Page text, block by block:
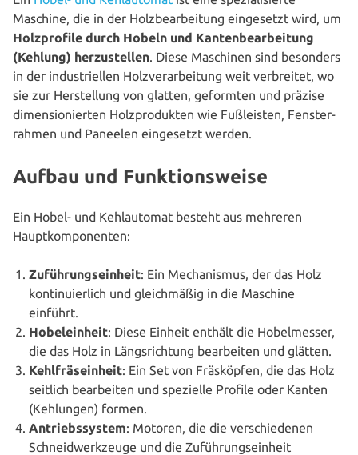
Maschine, die in der Holz­be­ar­bei­tung ein­ge­setzt wird, um
Holz­pro­fi­le durch Hobeln und Kan­ten­be­ar­bei­tung
(Kehlung) her­zu­stel­len. Diese Maschinen sind besonders
in der indus­tri­el­len Holz­ver­ar­bei­tung weit ver­brei­tet, wo
sie zur Her­stel­lung von glatten, geformten und präzise
dimen­sio­nier­ten Holz­pro­duk­ten wie Fuß­leis­ten, Fens­ter­
rah­men und Paneelen ein­ge­setzt werden.
Aufbau und Funktionsweise
Ein Hobel- und Kehl­au­to­mat besteht aus mehreren
Hauptkomponenten:
Zufüh­rungs­ein­heit: Ein Mecha­nis­mus, der das Holz
kon­ti­nu­ier­lich und gleich­mä­ßig in die Maschine
einführt.
Hobel­ein­heit: Diese Einheit enthält die Hobel­mes­ser,
die das Holz in Längs­rich­tung bear­bei­ten und glätten.
Kehl­fräs­ein­heit: Ein Set von Fräs­köp­fen, die das Holz
seitlich bear­bei­ten und spezielle Profile oder Kanten
(Kehlungen) formen.
Antriebs­sys­tem: Motoren, die die ver­schie­de­nen
Schneid­werk­zeu­ge und die Zufüh­rungs­ein­heit